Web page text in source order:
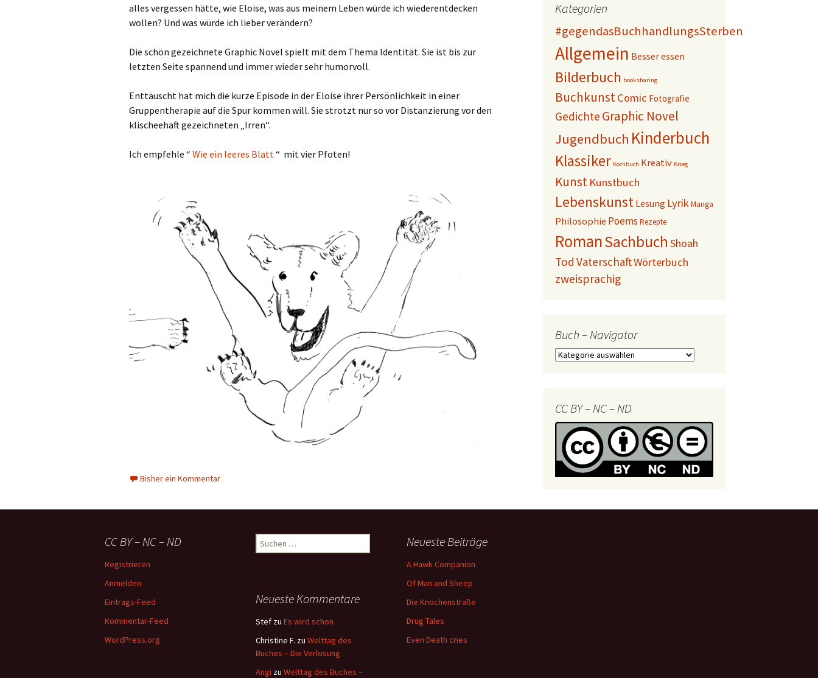
alles vergessen hätte, wie Eloise, was aus meinem Leben würde ich wiederentdecken
wollen? Und was würde ich lieber verändern?
Die schön gezeichnete Graphic Novel spielt mit dem Thema Identität. Sie ist bis zur
letzten Seite spannend und immer wieder sehr humorvoll.
Enttäuscht hat mich die kurze Episode in der Eloise ihrer Persönlichkeit in einer
Gruppentherapie auf die Spur kommen will. Sie strotzt nur so vor Distanzierung vor den
klischeehaft gezeichneten „Irren“.
Ich empfehle “ Wie ein leeres Blatt“ mit vier Pfoten!
Bisher ein Kommentar
Kategorien
#gegendasBuchhandlungsSterben
Allgemein Besser essen
Bilderbuch booksharing
BuchkunstComic Fotografie
Gedichte Graphic Novel
Jugendbuch Kinderbuch
Klassiker Kochbuch Kreativ Krieg
Kunst Kunstbuch
Lebenskunst Lesung LyrikManga
Philosophie PoemsRezepte
RomanSachbuch Shoah
Tod VaterschaftWörterbuch
zweisprachig
Buch – Navigator
Buch
CC BY – NC – ND
CC BY – NC – ND
Registrieren
Anmelden
Eintrags-Feed
Kommentar-Feed
WordPress.org
Suchen
nach:
Neueste Beiträge
A Hawk Companion
Of Man and Sheep
Die Knochenstraße
Drug Tales
Even Death cries
Neueste Kommentare
Stef zu Es wird schon
Christine F. zu Welttag des
Buches – Die Verlosung
Angi zu Welttag des Buches –